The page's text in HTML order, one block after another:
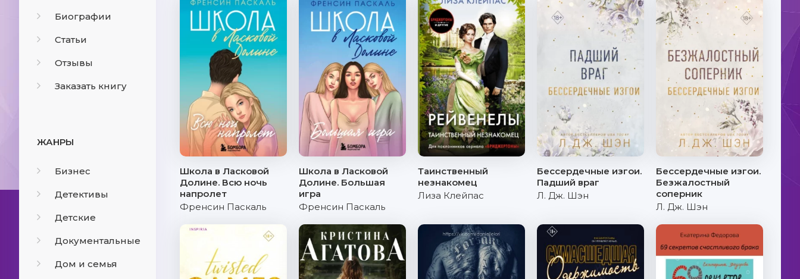
Биографии
Статьи
Отзывы
Заказать книгу
ЖАНРЫ
Бизнес
Детективы
Детские
Документальные
Дом и семья
Школа в Ласковой
Долине. Всю ночь
напролет
Френсин Паскаль
Школа в Ласковой
Долине. Большая
игра
Френсин Паскаль
Таинственный
незнакомец
Лиза Клейпас
Бессердечные изгои.
Падший враг
Л. Дж. Шэн
Бессердечные изгои.
Безжалостный
соперник
Л. Дж. Шэн